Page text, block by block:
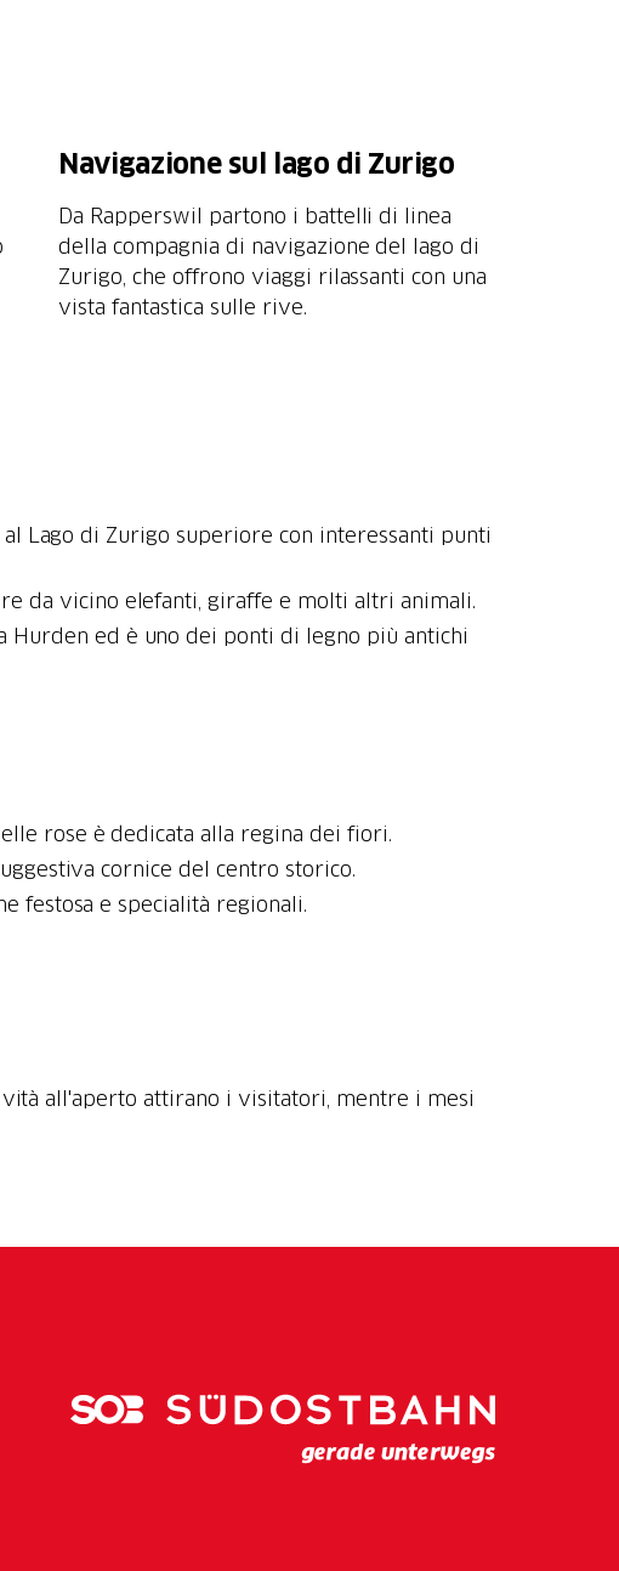
Navigazione sul lago di Zurigo
Da Rapperswil partono i battelli di linea
della compagnia di navigazione del lago di
Zurigo, che offrono viaggi rilassanti con una
vista fantastica sulle rive.
Lago di Zurigo superiore con interessanti punti
da vicino elefanti, giraffe e molti altri animali.
Hurden ed è uno dei ponti di legno più antichi
rose è dedicata alla regina dei fiori.
cornice del centro storico.
festosa e specialità regionali.
all'aperto attirano i visitatori, mentre i mesi